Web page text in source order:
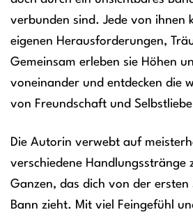
verbunden sind. Jede von ihnen
eigenen Herausforderungen,
Gemeinsam erleben sie Höhen
voneinander und entdecken die
von Freundschaft und
Die Autorin verwebt auf
verschiedene Handlungsstränge
Ganzen, das dich von der ersten
Bann zieht. Mit viel Feingefühl